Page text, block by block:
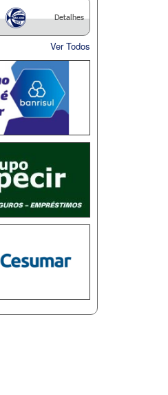
Detalhes
Ver Todos